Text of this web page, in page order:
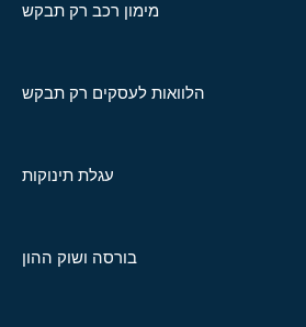
מימון רכב רק תבקש
הלוואות לעסקים רק תבקש
עגלת תינוקות
בורסה ושוק ההון